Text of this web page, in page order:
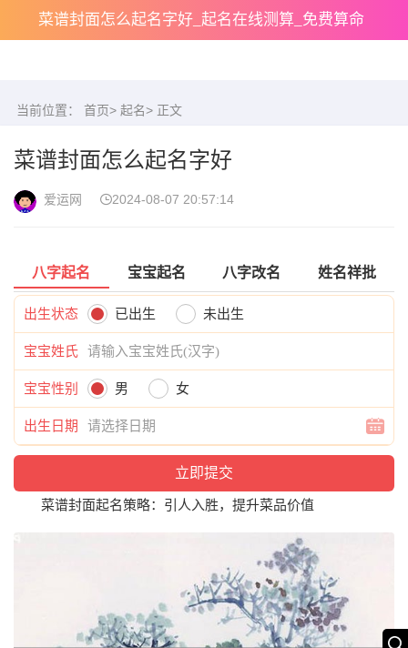
菜谱封面怎么起名字好_起名在线测算_免费算命
当前位置： 首页> 起名> 正文
菜谱封面怎么起名字好
爱运网 2024-08-07 20:57:14
八字起名 宝宝起名 八字改名 姓名祥批
出生状态 已出生 未出生
宝宝姓氏
宝宝性别 男 女
出生日期
菜谱封面起名策略：引人入胜，提升菜品价值